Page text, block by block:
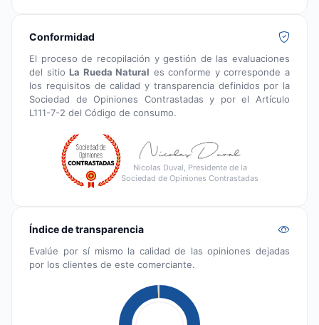
Conformidad
El proceso de recopilación y gestión de las evaluaciones
del sitioLa Rueda Natural es conforme y corresponde a
los requisitos de calidad y transparencia definidos por la
Sociedad de Opiniones Contrastadas y por el Artículo
L111-7-2 del Código de consumo.
Nicolas Duval, Presidente de la
Sociedad de Opiniones Contrastadas
Índice de transparencia
Evalúe por sí mismo la calidad de las opiniones dejadas
por los clientes de este comerciante.